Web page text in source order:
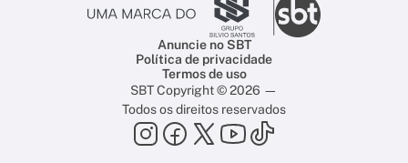
Anuncie no SBT
Política de privacidade
Termos de uso
SBT Copyright © 2026 —
Todos os direitos reservados